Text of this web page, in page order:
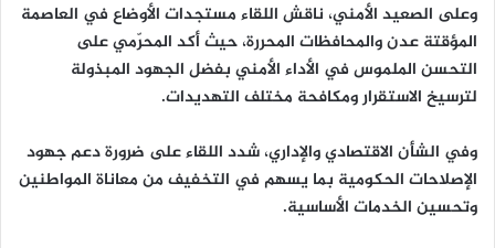
وعلى الصعيد الأمني، ناقش اللقاء مستجدات الأوضاع في العاصمة
المؤقتة عدن والمحافظات المحررة، حيث أكد المحرّمي على
التحسن الملموس في الأداء الأمني بفضل الجهود المبذولة
لترسيخ الاستقرار ومكافحة مختلف التهديدات.
وفي الشأن الاقتصادي والإداري، شدد اللقاء على ضرورة دعم جهود
الإصلاحات الحكومية بما يسهم في التخفيف من معاناة المواطنين
وتحسين الخدمات الأساسية.